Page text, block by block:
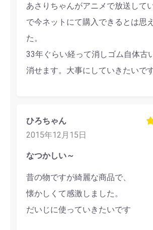
あさりちゃんがアニメで放送して
で今ネットにて購入できるとは思
た。
33年ぐらい経って消しゴム自体古
消せます。大事にしていきたいです
ひろちゃん
2015年12月15日
なつかしい～
昔の物ですが綺麗な商品で、
懐かしくて感激しました。
だいじに使っていきたいです